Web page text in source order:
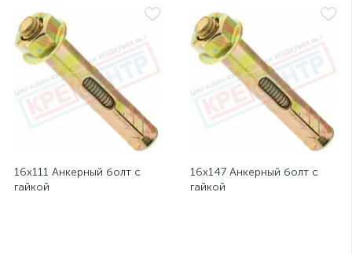
16х111 Анкерный болт с
гайкой
16х147 Анкерный болт с
гайкой